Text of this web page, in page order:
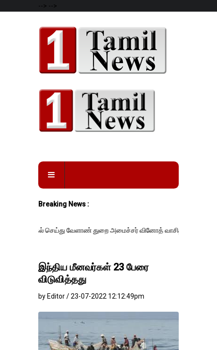
--> -->
Breaking News :
செய்து வேளாண் துறை அமைச்சர் வினோத் வாசித்து வருகிறார். �.
இந்திய மீனவர்கள் 23 பேரை
விடுவித்தது
by Editor / 23-07-2022 12:12:49pm